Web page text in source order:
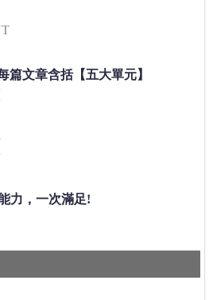
篇文章含括【五大單元】
力，一次滿足!